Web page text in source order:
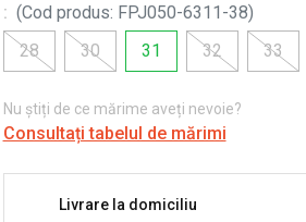
: (Cod produs: FPJ050-6311-38)
28
30 31 32 33
Nu știți de ce mărime aveți nevoie?
Consultați tabelul de mărimi
Livrare la domiciliu